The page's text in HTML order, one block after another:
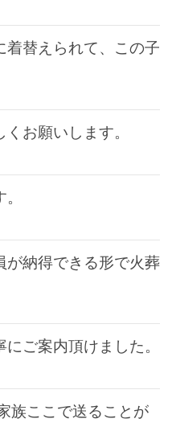
替えられて、この子
お願いします。
納得できる形で火葬
ご案内頂けました。
族ここで送ることが